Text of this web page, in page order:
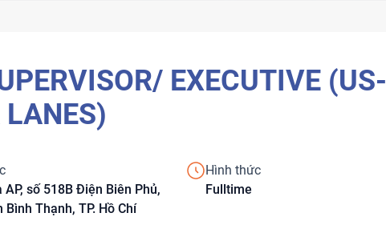
EXECUTIVE (US-
AP, số 518B Điện Biên Phủ,
Bình Thạnh, TP. Hồ Chí
Hình thức
Fulltime